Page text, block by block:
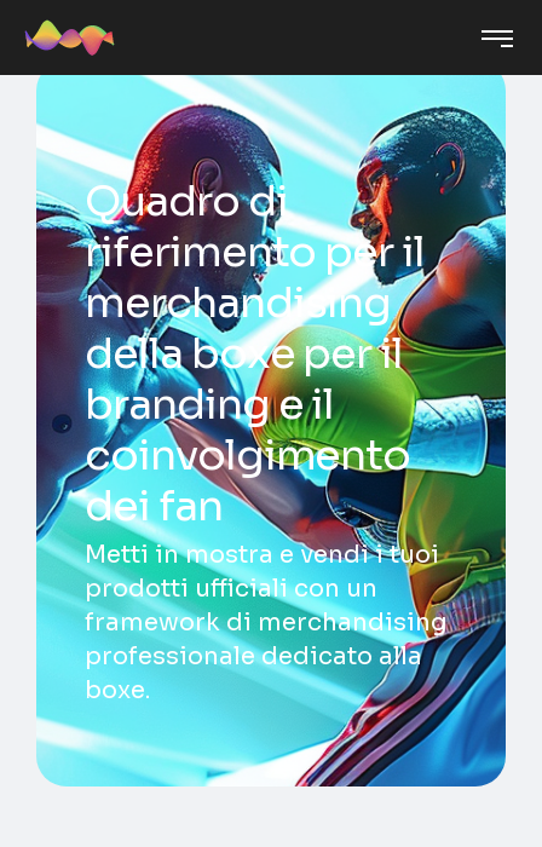
Quadro di
riferimento per il
merchandising
della boxe per il
branding e il
coinvolgimento
dei fan
Metti in mostra e vendi i tuoi
prodotti ufficiali con un
framework di merchandising
professionale dedicato alla
boxe.